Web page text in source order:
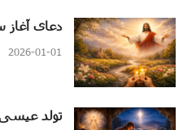
دعای آغاز
2026-01-01
تولد عیسی